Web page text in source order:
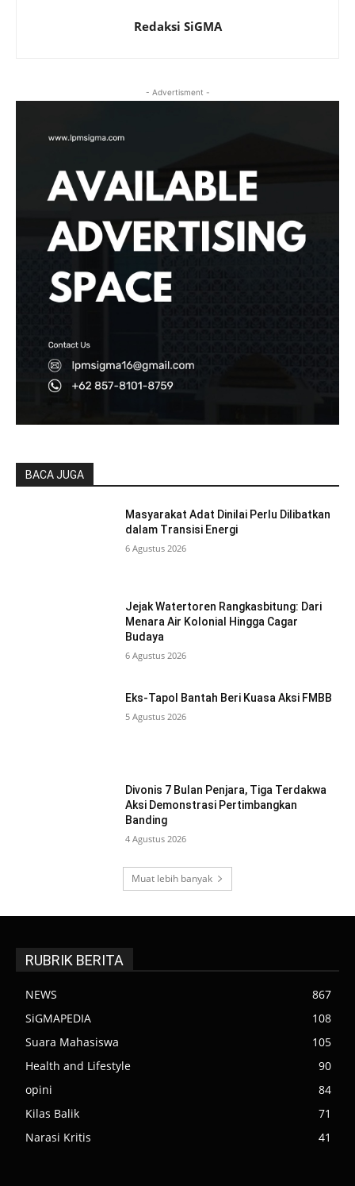
Redaksi SiGMA
- Advertisment -
BACA JUGA
Masyarakat Adat Dinilai Perlu Dilibatkan
dalam Transisi Energi
6 Agustus 2026
Jejak Watertoren Rangkasbitung: Dari
Menara Air Kolonial Hingga Cagar
Budaya
6 Agustus 2026
Eks-Tapol Bantah Beri Kuasa Aksi FMBB
5 Agustus 2026
Divonis 7 Bulan Penjara, Tiga Terdakwa
Aksi Demonstrasi Pertimbangkan
Banding
4 Agustus 2026
Muat lebih banyak
RUBRIK BERITA
NEWS
867
SiGMAPEDIA
108
Suara Mahasiswa
105
Health and Lifestyle
90
opini
84
Kilas Balik
71
Narasi Kritis
41